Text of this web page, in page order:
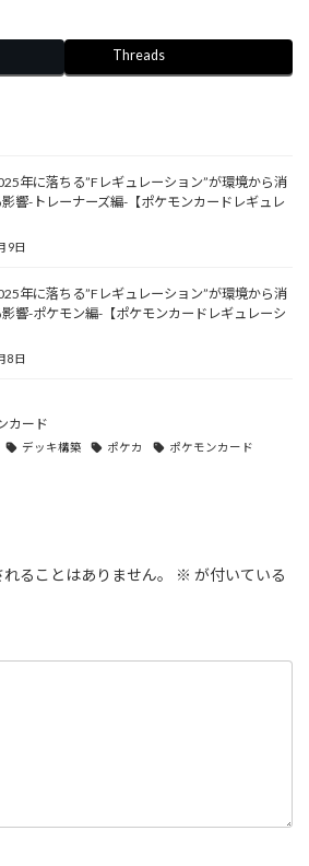
Threads
年に落ちる”Fレギュレーション”が環境から消
響-トレーナーズ編-【ポケモンカードレギュレ
9日
年に落ちる”Fレギュレーション”が環境から消
響-ポケモン編-【ポケモンカードレギュレーシ
8日
カード
デッキ構築 ポケカ
ポケモンカード
ることはありません。 ※ が付いている